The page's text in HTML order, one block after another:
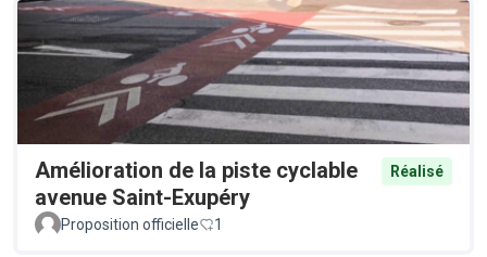
Amélioration de la piste cyclable
avenue Saint-Exupéry
Réalisé
Proposition officielle 1